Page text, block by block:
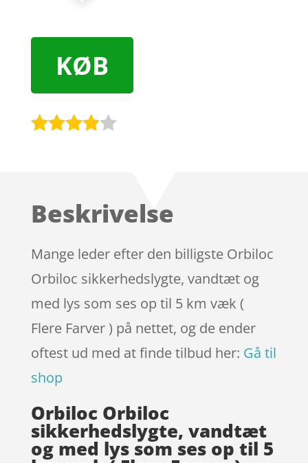
KØB
på
ømmels
er
Beskrivelse
Mange leder efter den billigste Orbiloc
Orbiloc sikkerhedslygte, vandtæt og
med lys som ses op til 5 km væk (
Flere Farver ) på nettet, og de ender
oftest ud med at finde tilbud her: Gå til
shop
Orbiloc Orbiloc
sikkerhedslygte, vandtæt
og med lys som ses op til 5